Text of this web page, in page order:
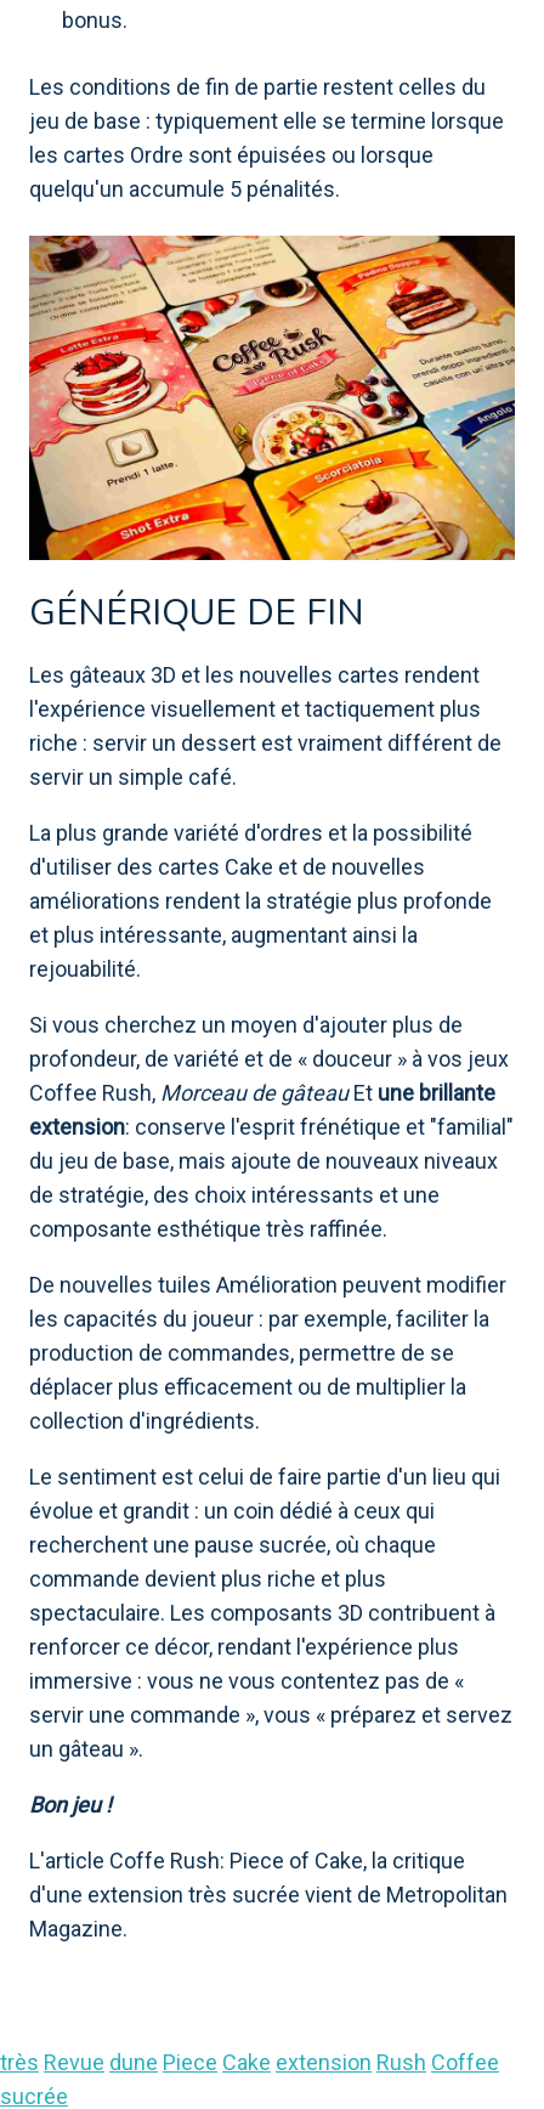
bonus.
Les conditions de fin de partie restent celles du
jeu de base : typiquement elle se termine lorsque
les cartes Ordre sont épuisées ou lorsque
quelqu'un accumule 5 pénalités.
GÉNÉRIQUE DE FIN
Les gâteaux 3D et les nouvelles cartes rendent
l'expérience visuellement et tactiquement plus
riche : servir un dessert est vraiment différent de
servir un simple café.
La plus grande variété d'ordres et la possibilité
d'utiliser des cartes Cake et de nouvelles
améliorations rendent la stratégie plus profonde
et plus intéressante, augmentant ainsi la
rejouabilité.
Si vous cherchez un moyen d'ajouter plus de
profondeur, de variété et de « douceur » à vos jeux
Coffee Rush, Morceau de gâteauEt une brillante
extension: conserve l'esprit frénétique et "familial"
du jeu de base, mais ajoute de nouveaux niveaux
de stratégie, des choix intéressants et une
composante esthétique très raffinée.
De nouvelles tuiles Amélioration peuvent modifier
les capacités du joueur : par exemple, faciliter la
production de commandes, permettre de se
déplacer plus efficacement ou de multiplier la
collection d'ingrédients.
Le sentiment est celui de faire partie d'un lieu qui
évolue et grandit : un coin dédié à ceux qui
recherchent une pause sucrée, où chaque
commande devient plus riche et plus
spectaculaire. Les composants 3D contribuent à
renforcer ce décor, rendant l'expérience plus
immersive : vous ne vous contentez pas de «
servir une commande », vous « préparez et servez
un gâteau ».
Bon jeu !
L'article Coffe Rush: Piece of Cake, la critique
d'une extension très sucrée vient de Metropolitan
Magazine.
très Revue dune Piece Cake extension Rush Coffee
sucrée